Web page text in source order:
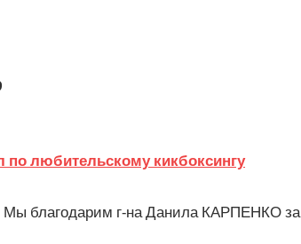
любительскому кикбоксингу
Мы благодарим г-на Данила КАРПЕНКО за